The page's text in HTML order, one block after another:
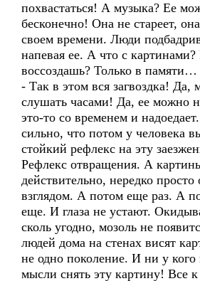
похвастаться! А музыка? Ее
бесконечно! Она не стареет,
своем времени. Люди
напевая ее. А что с картинами?
воссоздашь? Только в
- Так в этом вся загвоздка!
слушать часами! Да, ее можно
это-то со временем и
сильно, что потом у человека
стойкий рефлекс на эту
Рефлекс отвращения. А
действительно, нередко
взглядом. А потом еще раз. А
еще. И глаза не устают.
сколь угодно, мозоль не
людей дома на стенах висят
не одно поколение. И ни у кого
мысли снять эту картину! Все